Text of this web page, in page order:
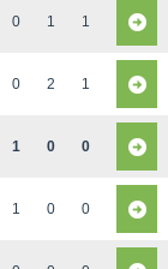
0 1 1
0 2 1
1 0 0
1 0 0